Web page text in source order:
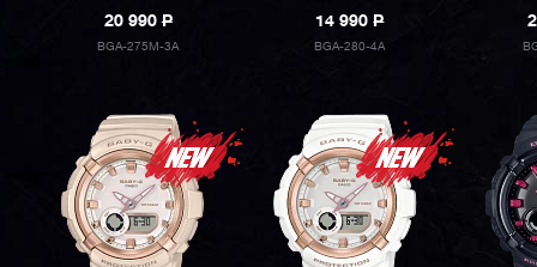
20 990P
BGA-275M-3A
14 990P
BGA-280-4A